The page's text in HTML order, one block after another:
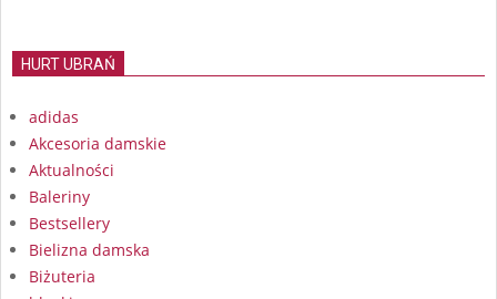
HURT UBRAŃ
adidas
Akcesoria damskie
Aktualności
Baleriny
Bestsellery
Bielizna damska
Biżuteria